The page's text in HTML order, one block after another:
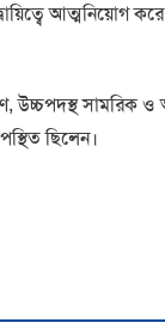
আত্মনিয়োগ
সামরিক ও
ছিলেন।